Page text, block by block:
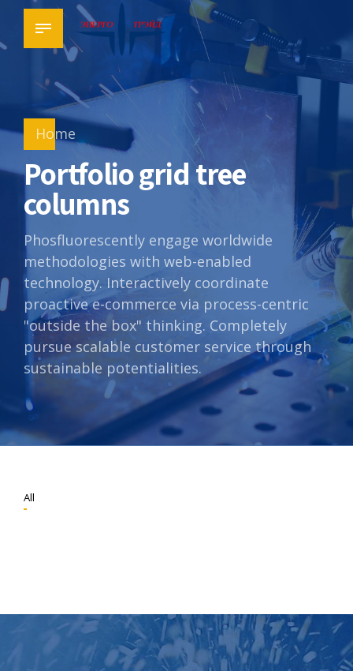
Home
Portfolio grid tree
columns
Phosfluorescently engage worldwide
methodologies with web-enabled
technology. Interactively coordinate
proactive e-commerce via process-centric
"outside the box" thinking. Completely
pursue scalable customer service through
sustainable potentialities.
All